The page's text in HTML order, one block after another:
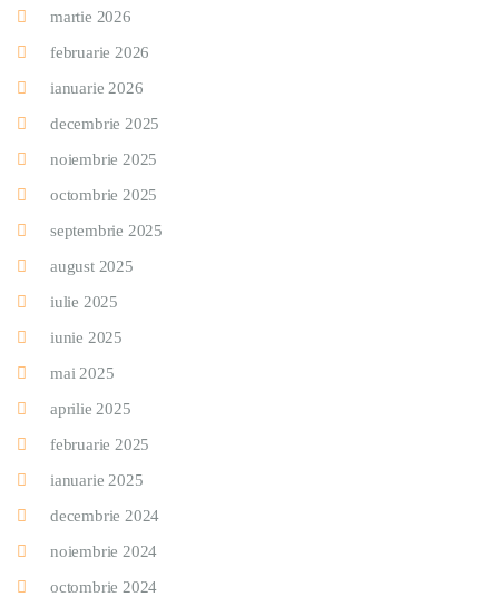
martie 2026
februarie 2026
ianuarie 2026
decembrie 2025
noiembrie 2025
octombrie 2025
septembrie 2025
august 2025
iulie 2025
iunie 2025
mai 2025
aprilie 2025
februarie 2025
ianuarie 2025
decembrie 2024
noiembrie 2024
octombrie 2024